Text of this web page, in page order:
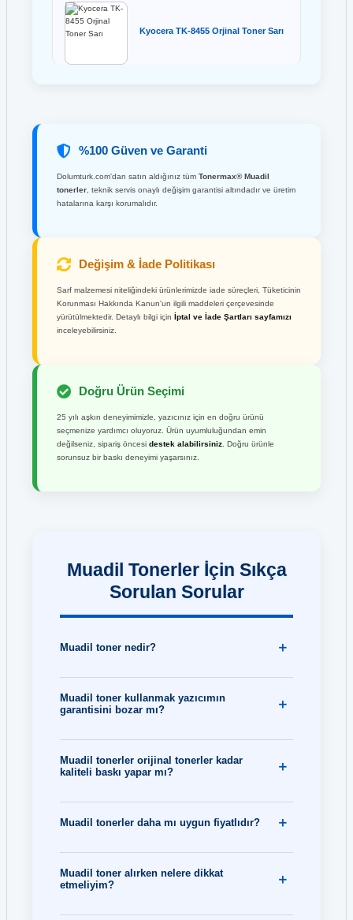
Kyocera TK-8455 Orjinal Toner Sarı
%100 Güven ve Garanti
Dolumturk.com'dan satın aldığınız tüm Tonermax® Muadil
tonerler , teknik servis onaylı değişim garantisi altındadır ve üretim
hatalarına karşı korumalıdır.
Değişim & İade Politikası
Sarf malzemesi niteliğindeki ürünlerimizde iade süreçleri, Tüketicinin
Korunması Hakkında Kanun'un ilgili maddeleri çerçevesinde
yürütülmektedir. Detaylı bilgi için İptal ve İade Şartları sayfamızı
inceleyebilirsiniz.
Doğru Ürün Seçimi
25 yılı aşkın deneyimimizle, yazıcınız için en doğru ürünü
seçmenize yardımcı oluyoruz. Ürün uyumluluğundan emin
değilseniz, sipariş öncesi destek alabilirsiniz . Doğru ürünle
sorunsuz bir baskı deneyimi yaşarsınız.
Muadil Tonerler İçin Sıkça
Sorulan Sorular
Muadil toner nedir?
Muadil toner kullanmak yazıcımın
garantisini bozar mı?
Muadil tonerler orijinal tonerler kadar
kaliteli baskı yapar mı?
Muadil tonerler daha mı uygun fiyatlıdır?
Muadil toner alırken nelere dikkat
etmeliyim?